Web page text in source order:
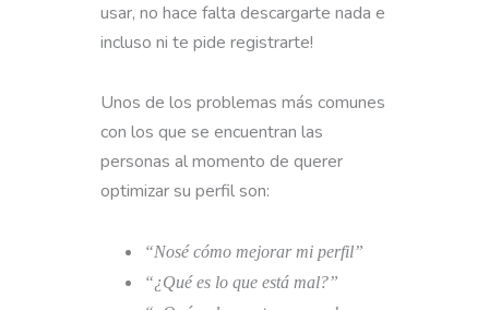
usar, no hace falta descargarte nada e
incluso ni te pide registrarte!
Unos de los problemas más comunes
con los que se encuentran las
personas al momento de querer
optimizar su perfil son:
“Nosé cómo mejorar mi perfil”
“¿Qué es lo que está mal?”